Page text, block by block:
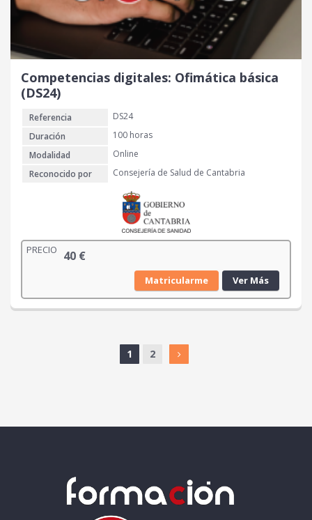
Competencias digitales: Ofimática básica
(DS24)
Referencia
DS24
Duración
100 horas
Modalidad
Online
Reconocido por
Consejería de Salud de Cantabria
PRECIO 40 €
Matricularme Ver Más
1 2